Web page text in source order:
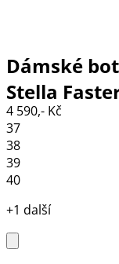
Dámské
Stella
4 590,- Kč
37
38
39
40
+1 další